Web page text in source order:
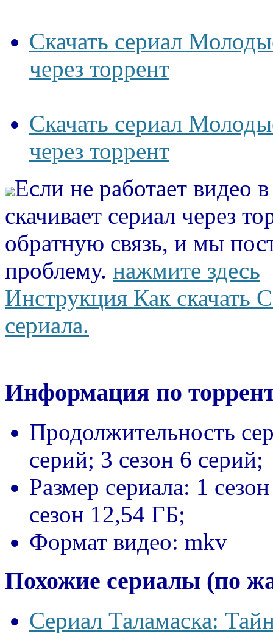
Скачать сериал
через торрент
Скачать сериал
через торрент
Если не работает видео
скачивает сериал через
обратную связь, и мы
проблему. нажмите здесь
Инструкция Как скачать
сериала.
Информация по
Продолжительность
серий; 3 сезон 6 серий;
Размер сериала: 1
сезон 12,54 ГБ;
Формат видео: mkv
Похожие сериалы (по
Сериал Таламаска: